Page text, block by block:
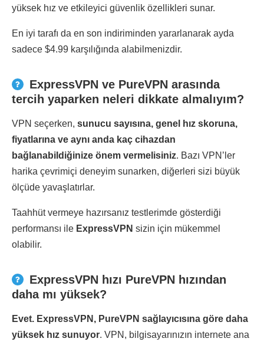
yüksek hız ve etkileyici güvenlik özellikleri sunar.
En iyi tarafı da en son indiriminden yararlanarak ayda
sadece $4.99 karşılığında alabilmenizdir.
ExpressVPN ve PureVPN arasında
tercih yaparken neleri dikkate almalıyım?
VPN seçerken, sunucu sayısına, genel hız skoruna,
fiyatlarına ve aynı anda kaç cihazdan
bağlanabildiğinize önem vermelisiniz. Bazı VPN’ler
harika çevrimiçi deneyim sunarken, diğerleri sizi büyük
ölçüde yavaşlatırlar.
Taahhüt vermeye hazırsanız testlerimde gösterdiği
performansı ile ExpressVPN sizin için mükemmel
olabilir.
ExpressVPN hızı PureVPN hızından
daha mı yüksek?
Evet. ExpressVPN, PureVPN sağlayıcısına göre daha
yüksek hız sunuyor. VPN, bilgisayarınızın internete ana